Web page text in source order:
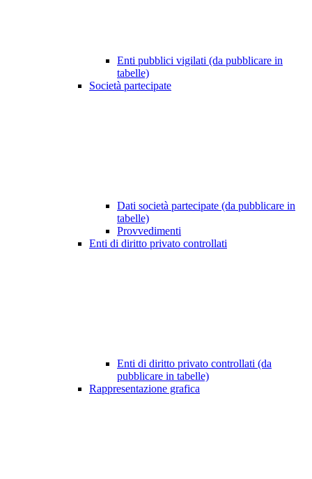
Enti pubblici vigilati (da pubblicare in
tabelle)
Società partecipate
Dati società partecipate (da pubblicare in
tabelle)
Provvedimenti
Enti di diritto privato controllati
Enti di diritto privato controllati (da
pubblicare in tabelle)
Rappresentazione grafica